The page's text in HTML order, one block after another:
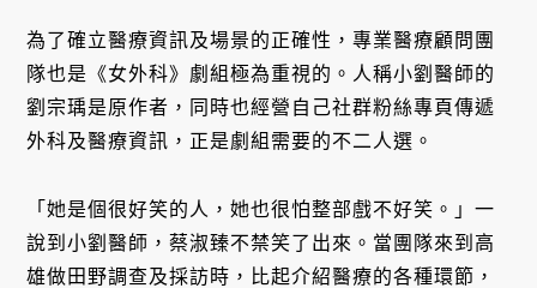
為了確立醫療資訊及場景的正確性，專業醫療顧問團
隊也是《女外科》劇組極為重視的。人稱小劉醫師的
劉宗瑀是原作者，同時也經營自己社群粉絲專頁傳遞
外科及醫療資訊，正是劇組需要的不二人選。
「她是個很好笑的人，她也很怕整部戲不好笑。」一
說到小劉醫師，蔡淑臻不禁笑了出來。當團隊來到高
雄做田野調查及採訪時，比起介紹醫療的各種環節，